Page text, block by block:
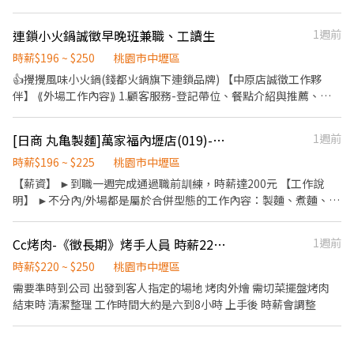
健檢 ★勞保、健保，6％勞退提撥 ⭕【工作說明】 《內場》:餐點製
作、食材備料、進貨盤點 《外場》:接待服務顧客、收銀結帳、環境
整潔 用最快速的速度提供美味的牛丼！ 用最有元氣的服務使顧客露
出滿意的笑容！ ★開朗活潑有笑容 ★ＳＯＰ專業流程 ★無經驗可
成為全球第一的連鎖餐飲集團。 我們堅持使用安全及高品質的食
材，當場現點現作提供美味可口的日本國民美食-牛丼/咖哩，並以
格，強調食品安全，顧客安心。不論是單獨一人、與家人一起、朋
友一起，皆可享受用餐的樂趣。
連鎖小火鍋誠徵早晚班兼職、工讀生
1週前
時薪$196 ~ $250
桃園市中壢區
👍攪攪風味小火鍋(錢都火鍋旗下連鎖品牌) 【中原店誠徵工作夥
伴】 ⟪外場工作內容⟫ 1.顧客服務-登記帶位、餐點介紹與推薦、點
乾淨整潔。 4.完成主管交辦事項。 ⟪內場工作內容⟫ 團隊分工合作共
同完成 1.食材前置處理(洗菜、切菜、煮飯等) 2.各式鍋類擺盤、餐點
製作、外帶。 3.餐具清洗及設備保養。 4.維持工作區域乾淨整潔。
[日商 丸亀製麵]萬家福內壢店(019)-長期兼職夥伴/廚助/工讀生/彈性排班
1週前
時薪$196 ~ $225
桃園市中壢區
【薪資】 ►到職一週完成通過職前訓練，時薪達200元 【工作說
明】 ►不分內/外場都是屬於合併型態的工作內容：製麵、煮麵、製
時請於主管確認排班時間） 【薪資福利】 1. 提供員工餐 2. 國定假日
雙倍薪 3. 提供優秀同仁績效獎金 4. 久任獎金 5. 生日禮卷 6. 滿年資
享特休假 7.福委會福利補助 ★★多項福利歡迎您加入我們★★
Cc烤肉-《徵長期》烤手人員 時薪220-250
1週前
時薪$220 ~ $250
桃園市中壢區
需要準時到公司 出發到客人指定的場地 烤肉外燴 需切菜擺盤烤肉
結束時 清潔整理 工作時間大約是六到8小時 上手後 時薪會調整